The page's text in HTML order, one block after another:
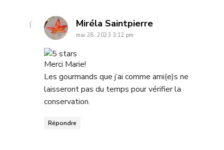
Miréla Saintpierresays:
mai 28, 2023 3:12 pm
Merci Marie!
Les gourmands que j’ai comme ami(e)s ne
laisseront pas du temps pour vérifier la
conservation.
Répondre